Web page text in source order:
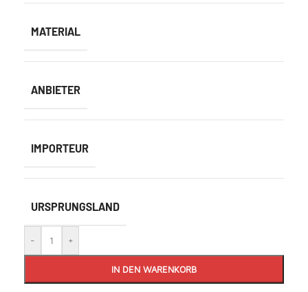
MATERIAL
ANBIETER
IMPORTEUR
URSPRUNGSLAND
- +
IN DEN WARENKORB